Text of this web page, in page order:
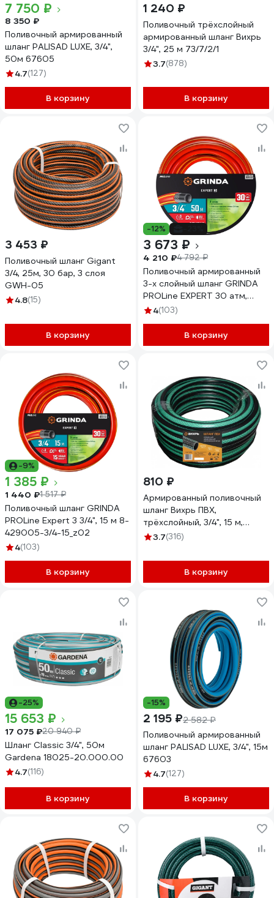
7 750 ₽
8 350 ₽
Поливочный армированный
шланг PALISAD LUXE, 3/4",
50м 67605
4.7(127)
В корзину
1 240 ₽
Поливочный трёхслойный
армированный шланг Вихрь
3/4", 25 м 73/7/2/1
3.7(878)
В корзину
3 453 ₽
Поливочный шланг Gigant
3/4, 25м, 30 бар, 3 слоя
GWH-05
4.8(15)
В корзину
-12%
3 673 ₽
4 210 ₽4 792 ₽
Поливочный армированный
3-х слойный шланг GRINDA
PROLine EXPERT 30 атм,
3/4"х50м 8-429005-3/4-
4(103)
В корзину
-9%
1 385 ₽
1 440 ₽1 517 ₽
Поливочный шланг GRINDA
PROLine Expert 3 3/4", 15 м 8-
429005-3/4-15_z02
4(103)
В корзину
810 ₽
Армированный поливочный
шланг Вихрь ПВХ,
трёхслойный, 3/4", 15 м,
зелёный 73/7/2/9
3.7(316)
В корзину
-25%
15 653 ₽
17 075 ₽20 940 ₽
Шланг Classic 3/4", 50м
Gardena 18025-20.000.00
4.7(116)
В корзину
-15%
2 195 ₽2 582 ₽
Поливочный армированный
шланг PALISAD LUXE, 3/4", 15м
67603
4.7(127)
В корзину